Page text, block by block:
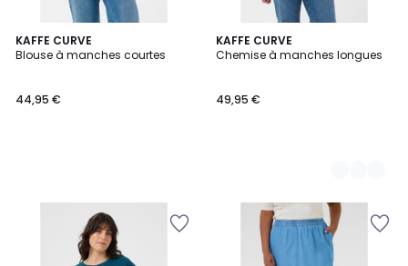
KAFFE CURVE
Blouse à manches courtes
44,95 €
KAFFE CURVE
Chemise à manches longues
49,95 €
5
Couleurs